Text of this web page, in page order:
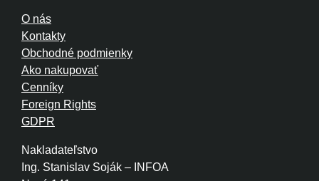
Nakladateľstvo
Ing. Stanislav Soják – INFOA
O nás
Kontakty
Obchodné podmienky
Ako nakupovať
Cenníky
Foreign Rights
GDPR